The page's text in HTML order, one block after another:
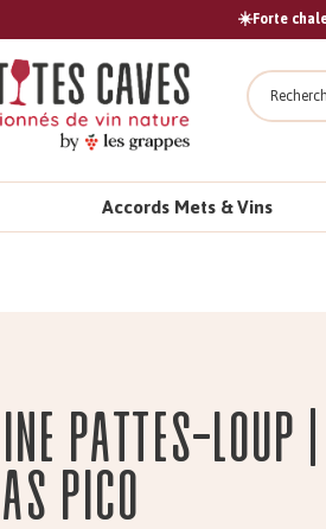
☀️Forte
Accords Mets & Vins
PATTES-LOUP |
Pico